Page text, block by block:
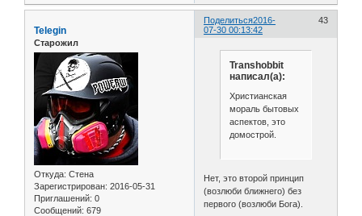
Поделиться 43
2016-
07-30 00:13:42
Telegin
Старожил
Откуда: Стена
Зарегистрирован: 2016-05-31
Приглашений: 0
Сообщений: 679
Transhobbit
написал(а):
Христианская
мораль бытовых
аспектов, это
домострой.
Нет, это второй принцип
(возлюби ближнего) без
первого (возлюби Бога).